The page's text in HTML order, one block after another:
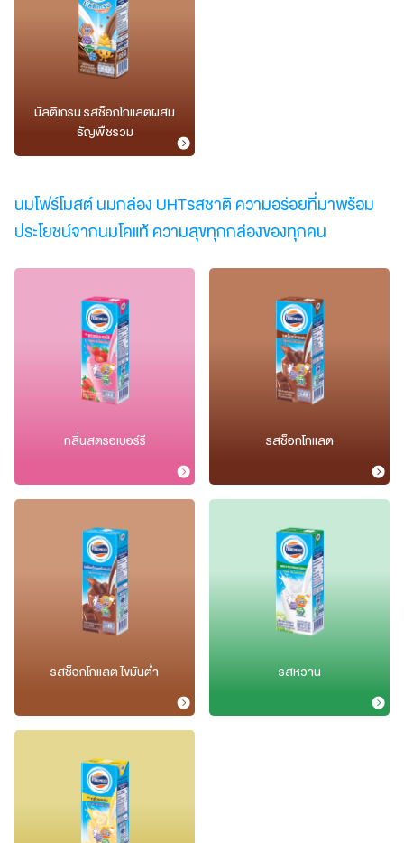
มัลติเกรน รสช็อกโกแลตผสม
ธัญพืชรวม
นมโฟร์โมสต์ นมกล่อง UHTรสชาติ ความอร่อยที่มาพร้อม
ประโยชน์จากนมโคแท้ ความสุขทุกกล่องของทุกคน​
กลิ่นสตรอเบอร์รี รสช็อกโกแลต
รสช็อกโกแลต ไขมันต่ำ รสหวาน